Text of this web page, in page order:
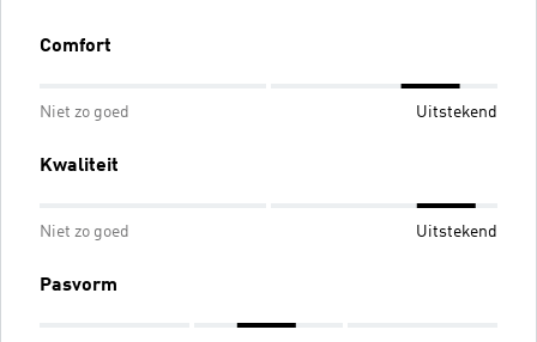
Comfort
Niet zo goed Uitstekend
Kwaliteit
Niet zo goed Uitstekend
Pasvorm